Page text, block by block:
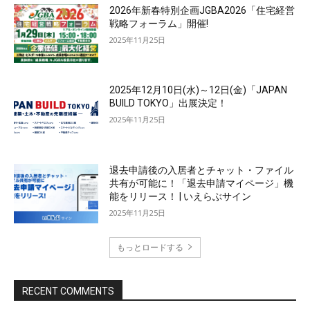
2026年新春特別企画JGBA2026「住宅経営
戦略フォーラム」開催!
2025年11月25日
2025年12月10日(水)～12日(金)「JAPAN
BUILD TOKYO」出展決定！
2025年11月25日
退去申請後の入居者とチャット・ファイル
共有が可能に！「退去申請マイページ」機
能をリリース！ | いえらぶサイン
2025年11月25日
もっとロードする
RECENT COMMENTS